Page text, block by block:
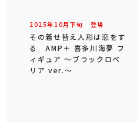
2025年 10月 下旬 登場
その着せ替え人形は恋をす
る AMP＋ 喜多川海夢 フ
ィギュア ～ブラックロベ
リア ver.～